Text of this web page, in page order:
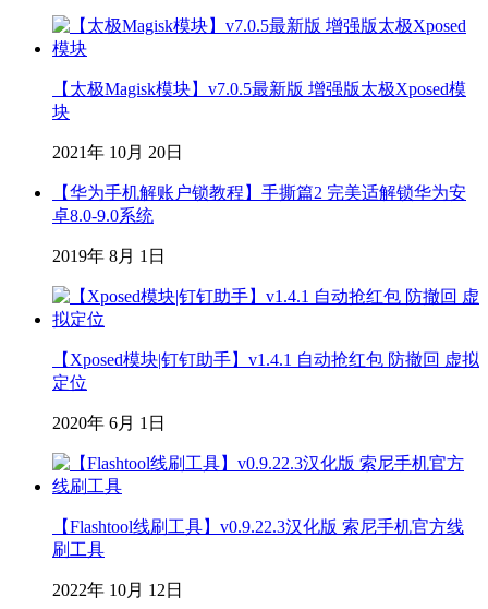
【太极Magisk模块】v7.0.5最新版 增强版太极Xposed模
块
2021年 10月 20日
【华为手机解账户锁教程】手撕篇2 完美适解锁华为安
卓8.0-9.0系统
2019年 8月 1日
【Xposed模块|钉钉助手】v1.4.1 自动抢红包 防撤回 虚拟
定位
2020年 6月 1日
【Flashtool线刷工具】v0.9.22.3汉化版 索尼手机官方线
刷工具
2022年 10月 12日